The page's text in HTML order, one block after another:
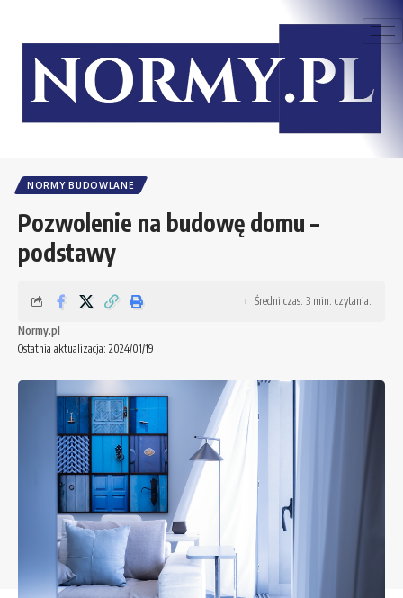
NORMY BUDOWLANE
Pozwolenie na budowę domu –
podstawy
Ostatnia aktualizacja: 2024/01/19
Normy.pl
Średni czas: 3 min. czytania.